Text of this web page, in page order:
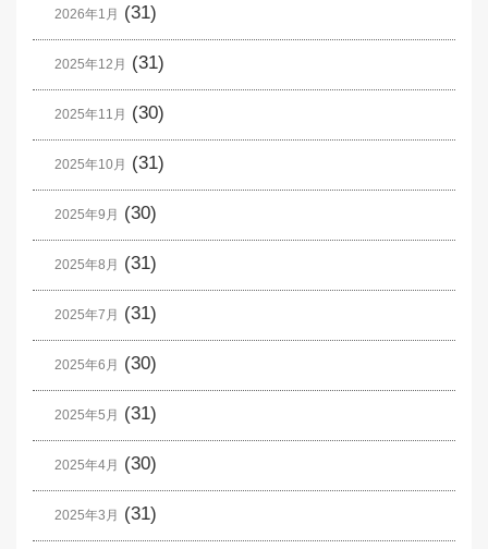
2026年1月 (31)
2025年12月 (31)
2025年11月 (30)
2025年10月 (31)
2025年9月 (30)
2025年8月 (31)
2025年7月 (31)
2025年6月 (30)
2025年5月 (31)
2025年4月 (30)
2025年3月 (31)